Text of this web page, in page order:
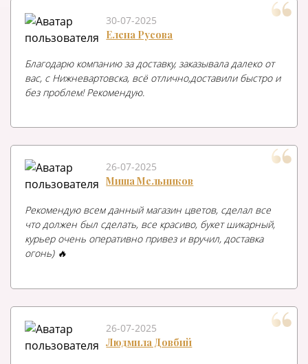
30-07-2025
Елена Русова
Благодарю компанию за доставку, заказывала далеко от
вас, с Нижневартовска, всё отлично,доставили быстро и
без проблем! Рекомендую.
26-07-2025
Миша Мельников
Рекомендую всем данный магазин цветов, сделал все
что должен был сделать, все красиво, букет шикарный,
курьер очень оперативно привез и вручил, доставка
огонь) 🔥
26-07-2025
Людмила Довбий